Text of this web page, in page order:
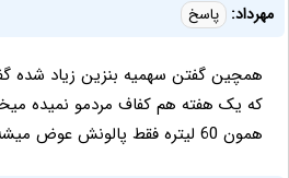
مهرداد: پاسخ
همون 60 لیتره فقط پالونش عوض میشه